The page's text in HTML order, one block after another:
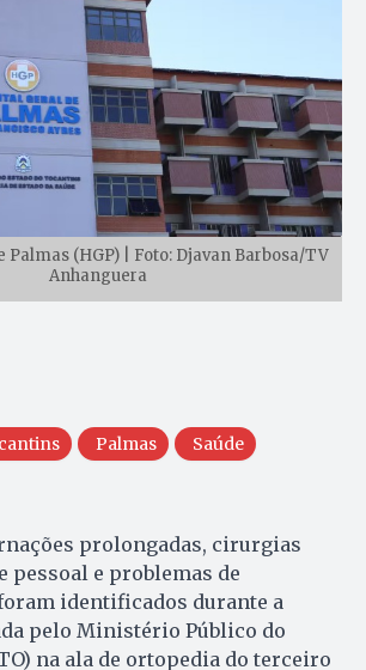
Palmas (HGP) | Foto: Djavan Barbosa/TV
Anhanguera
Palmas
Saúde
prolongadas, cirurgias
pessoal e problemas de
identificados durante a
pelo Ministério Público do
na ala de ortopedia do terceiro